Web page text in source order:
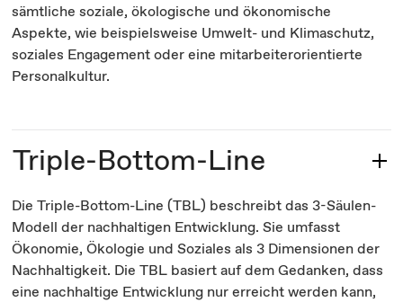
sämtliche soziale, ökologische und ökonomische
Aspekte, wie beispielsweise Umwelt- und Klimaschutz,
soziales Engagement oder eine mitarbeiterorientierte
Personalkultur.
Triple-Bottom-Line
Die Triple-Bottom-Line (TBL) beschreibt das 3-Säulen-
Modell der nachhaltigen Entwicklung. Sie umfasst
Ökonomie, Ökologie und Soziales als 3 Dimensionen der
Nachhaltigkeit. Die TBL basiert auf dem Gedanken, dass
eine nachhaltige Entwicklung nur erreicht werden kann,